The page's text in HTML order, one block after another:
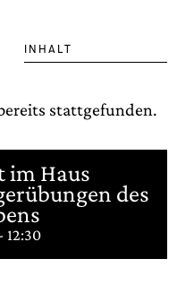
INHALT
stattgefunden.
im Haus
des
- 12:30